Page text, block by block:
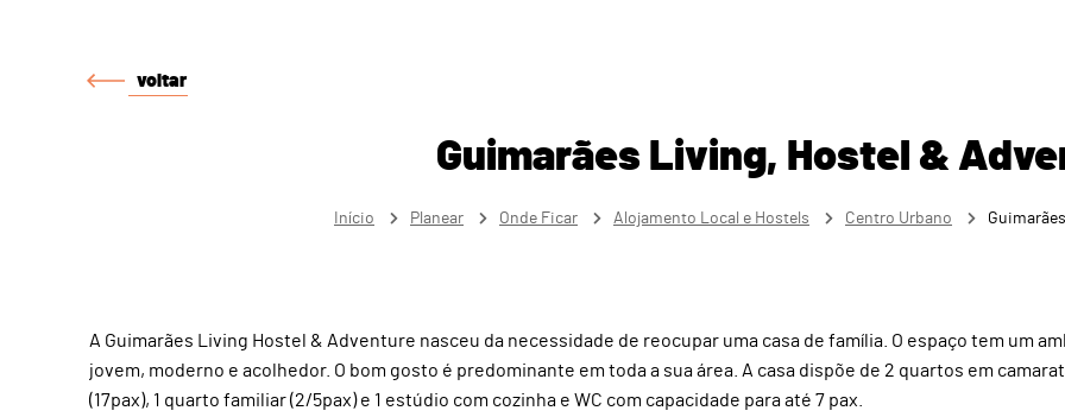
voltar
Guimarães Living, Hostel &
Início Planear Onde Ficar Alojamento Local e Hostels Centro Urbano
A Guimarães Living Hostel & Adventure nasceu da necessidade de reocupar uma casa de família. O espaço tem um
jovem, moderno e acolhedor. O bom gosto é predominante em toda a sua área. A casa dispõe de 2 quartos em
(17pax), 1 quarto familiar (2/5pax) e 1 estúdio com cozinha e WC com capacidade para até 7 pax.